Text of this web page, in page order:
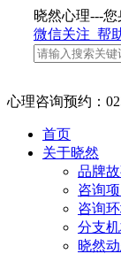
晓然心理---
微信关注 帮
心理咨询预约：
首页
关于晓然
品牌
咨询项
咨询
分支
晓然